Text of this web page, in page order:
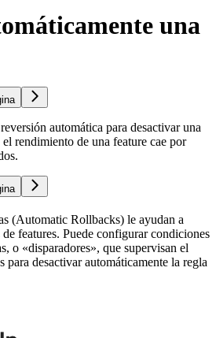
una
automática para desactivar una
rendimiento de una feature cae por
(Automatic Rollbacks) le ayudan a
features. Puede configurar condiciones
o «disparadores», que supervisan el
para desactivar automáticamente la regla